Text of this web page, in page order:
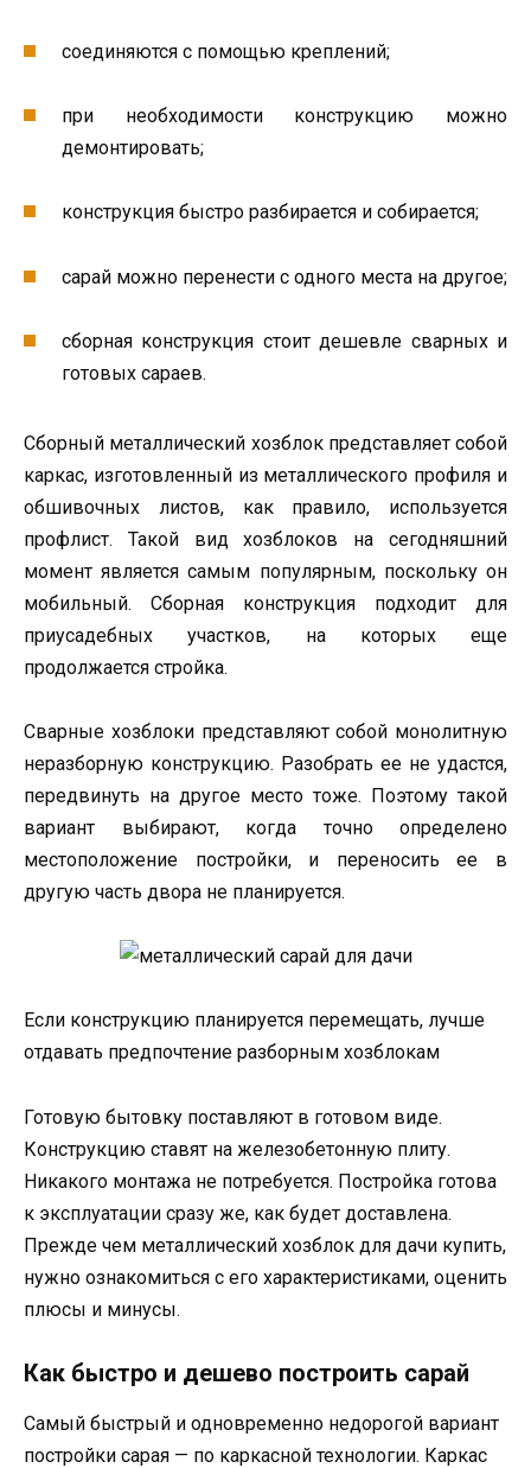
соединяются с помощью креплений;
при необходимости конструкцию можно
демонтировать;
конструкция быстро разбирается и собирается;
сарай можно перенести с одного места на другое;
сборная конструкция стоит дешевле сварных и
готовых сараев.
Сборный металлический хозблок представляет собой
каркас, изготовленный из металлического профиля и
обшивочных листов, как правило, используется
профлист. Такой вид хозблоков на сегодняшний
момент является самым популярным, поскольку он
мобильный. Сборная конструкция подходит для
приусадебных участков, на которых еще
продолжается стройка.
Сварные хозблоки представляют собой монолитную
неразборную конструкцию. Разобрать ее не удастся,
передвинуть на другое место тоже. Поэтому такой
вариант выбирают, когда точно определено
местоположение постройки, и переносить ее в
другую часть двора не планируется.
Если конструкцию планируется перемещать, лучше
отдавать предпочтение разборным хозблокам
Готовую бытовку поставляют в готовом виде.
Конструкцию ставят на железобетонную плиту.
Никакого монтажа не потребуется. Постройка готова
к эксплуатации сразу же, как будет доставлена.
Прежде чем металлический хозблок для дачи купить,
нужно ознакомиться с его характеристиками, оценить
плюсы и минусы.
Как быстро и дешево построить сарай
Самый быстрый и одновременно недорогой вариант
постройки сарая — по каркасной технологии. Каркас